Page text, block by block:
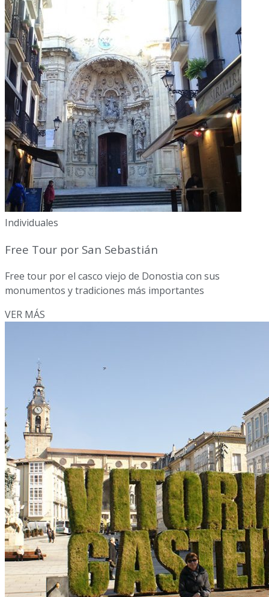
Individuales
Free Tour por San Sebastián
Free tour por el casco viejo de Donostia con sus
monumentos y tradiciones más importantes
VER MÁS